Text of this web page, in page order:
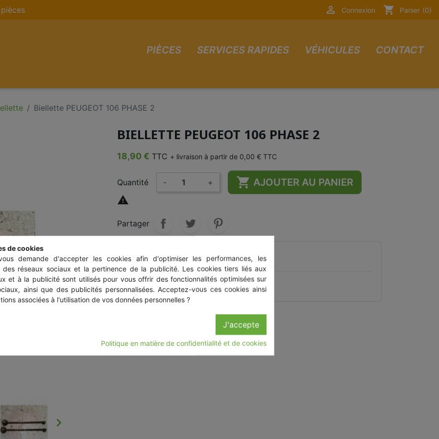
 Connexion shopping_cart Panier (0)
PIÈCES SERVICES RAPIDES VÉHICULES CONTACT
Biellette PEUGEOT 106 PHASE 2

BIELLETTE PEUGEOT 106 PHASE 2
18,90 € TTC + livraison à partir de 0,00 € TTC
Quantité - +  AJOUTER AU PANIER

Partager
Description Détails du produit
PEUGEOT 106 PHASE 2 bon etat
de cookies
demande d'accepter les cookies afin d'optimiser les performances, les
des réseaux sociaux et la pertinence de la publicité. Les cookies tiers liés aux
et à la publicité sont utilisés pour vous offrir des fonctionnalités optimisées sur
ainsi que des publicités personnalisées. Acceptez-vous ces cookies ainsi
associées à l'utilisation de vos données personnelles ?
J'accepte
Politique en matière de confidentialité et de cookies